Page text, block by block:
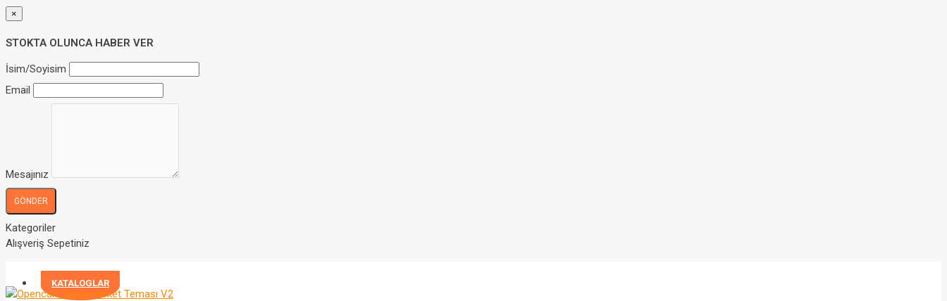
×
STOKTA OLUNCA HABER VER
İsim/Soyisim
Email
Mesajınız
GÖNDER
Kategoriler
Alışveriş Sepetiniz
KATALOGLAR